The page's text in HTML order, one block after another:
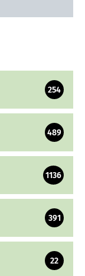
254
489
1136
391
22